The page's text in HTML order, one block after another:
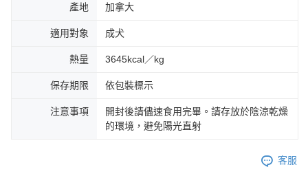
產地 加拿大
適用對象 成犬
熱量 3645kcal／kg
保存期限 依包裝標示
注意事項
開封後請儘速食用完畢。請存放於陰涼乾燥
的環境，避免陽光直射
客服